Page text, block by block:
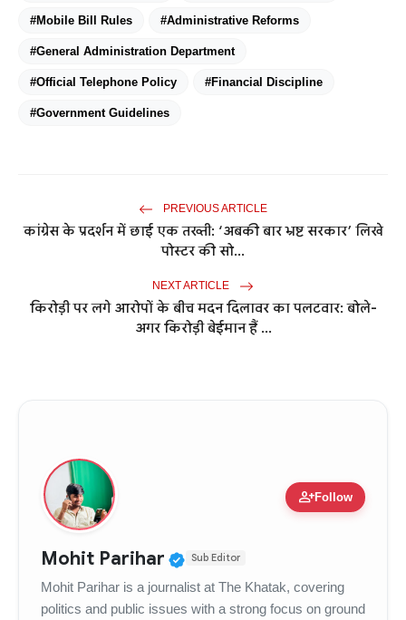
#Mobile Bill Rules #Administrative Reforms
#General Administration Department
#Official Telephone Policy #Financial Discipline
#Government Guidelines
PREVIOUS ARTICLE
कांग्रेस के प्रदर्शन में छाई एक तख्ती: ‘अबकी बार भ्रष्ट सरकार’ लिखे
पोस्टर की सो...
NEXT ARTICLE
किरोड़ी पर लगे आरोपों के बीच मदन दिलावर का पलटवार: बोले-
अगर किरोड़ी बेईमान हैं ...
person_addFollow
Mohit Parihar Verified Public Figure •
Sub Editor
Mohit Parihar is a journalist at The Khatak, covering
politics and public issues with a strong focus on ground